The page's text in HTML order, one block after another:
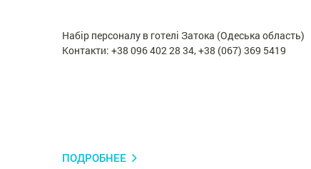
Набір персоналу в готелі Затока (Одеська область)
Контакти: +38 096 402 28 34, +38 (067) 369 5419
ПОДРОБНЕЕ